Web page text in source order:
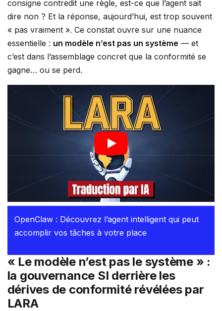
consigne contredit une règle, est-ce que l’agent sait
dire non ? Et la réponse, aujourd’hui, est trop souvent
« pas vraiment ». Ce constat ouvre sur une nuance
essentielle : un modèle n’est pas un système — et
c’est dans l’assemblage concret que la conformité se
gagne… ou se perd.
OpenClaw : Découvrez l’agent intelligent qui peut
accomplir vos tâches à votre place
« Le modèle n’est pas le système » :
la gouvernance SI derrière les
dérives de conformité révélées par
LARA